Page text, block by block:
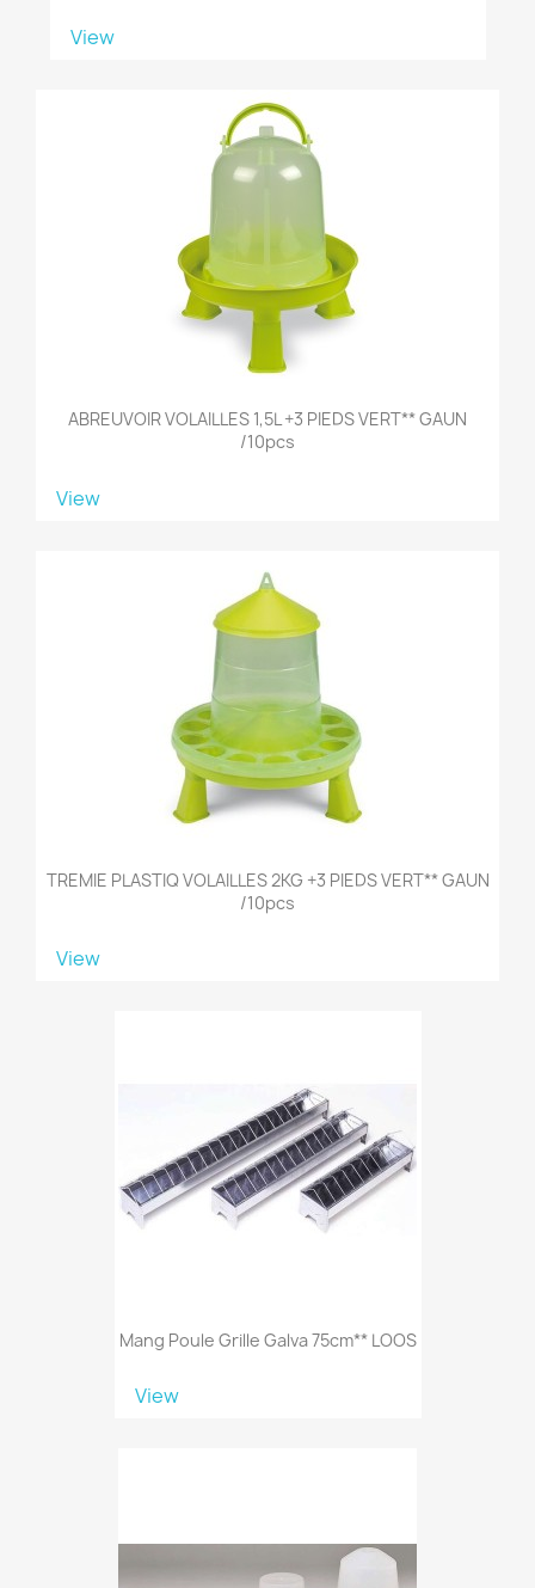
View
ABREUVOIR VOLAILLES 1,5L +3 PIEDS VERT** GAUN
/10pcs
View
TREMIE PLASTIQ VOLAILLES 2KG +3 PIEDS VERT** GAUN
/10pcs
View
Mang Poule Grille Galva 75cm** LOOS
View